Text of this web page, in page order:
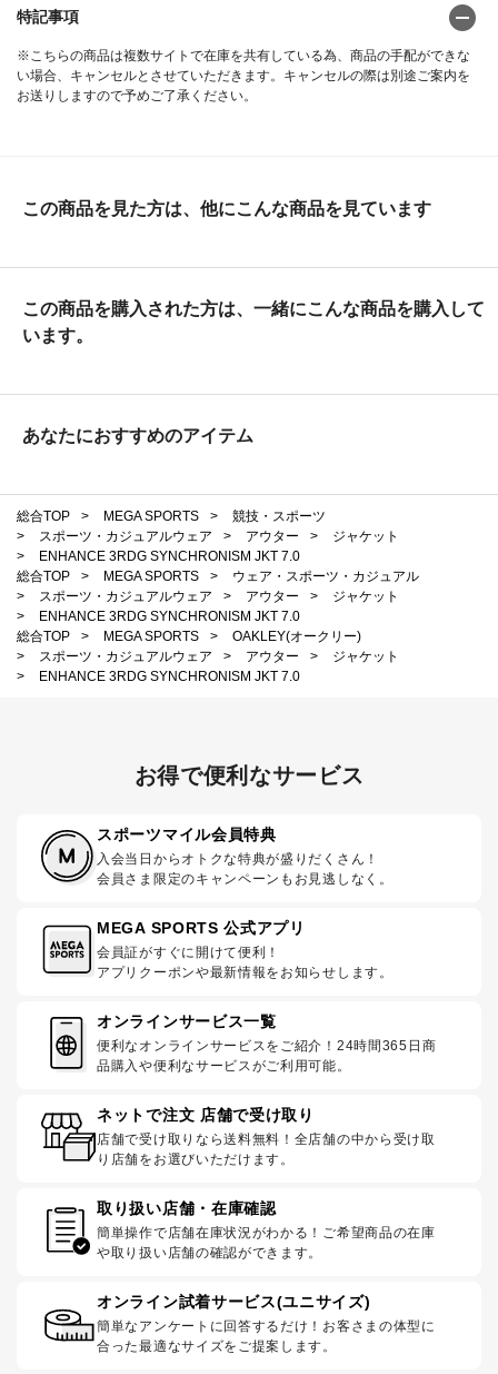
特記事項
※こちらの商品は複数サイトで在庫を共有している為、商品の手配ができな
い場合、キャンセルとさせていただきます。キャンセルの際は別途ご案内を
お送りしますので予めご了承ください。
この商品を見た方は、他にこんな商品を見ています
この商品を購入された方は、一緒にこんな商品を購入して
います。
あなたにおすすめのアイテム
総合TOP > MEGA SPORTS >
競技・スポーツ
>
スポーツ・カジュアルウェア > アウター >
ジャケット
>
ENHANCE 3RDG SYNCHRONISM JKT 7.0
総合TOP
> MEGA SPORTS >
ウェア・スポーツ・カジュアル
>
スポーツ・カジュアルウェア > アウター >
ジャケット
>
ENHANCE 3RDG SYNCHRONISM JKT 7.0
総合TOP
> MEGA SPORTS >
OAKLEY(オークリー)
>
スポーツ・カジュアルウェア > アウター >
ジャケット
>
ENHANCE 3RDG SYNCHRONISM JKT 7.0
お得で便利なサービス
スポーツマイル会員特典
入会当日からオトクな特典が盛りだくさん！
会員さま限定のキャンペーンもお見逃しなく。
MEGA SPORTS 公式アプリ
会員証がすぐに開けて便利！
アプリクーポンや最新情報をお知らせします。
オンラインサービス一覧
便利なオンラインサービスをご紹介！24時間365日商
品購入や便利なサービスがご利用可能。
ネットで注文 店舗で受け取り
店舗で受け取りなら送料無料！全店舗の中から受け取
り店舗をお選びいただけます。
取り扱い店舗・在庫確認
簡単操作で店舗在庫状況がわかる！ご希望商品の在庫
や取り扱い店舗の確認ができます。
オンライン試着サービス(ユニサイズ)
簡単なアンケートに回答するだけ！お客さまの体型に
合った最適なサイズをご提案します。